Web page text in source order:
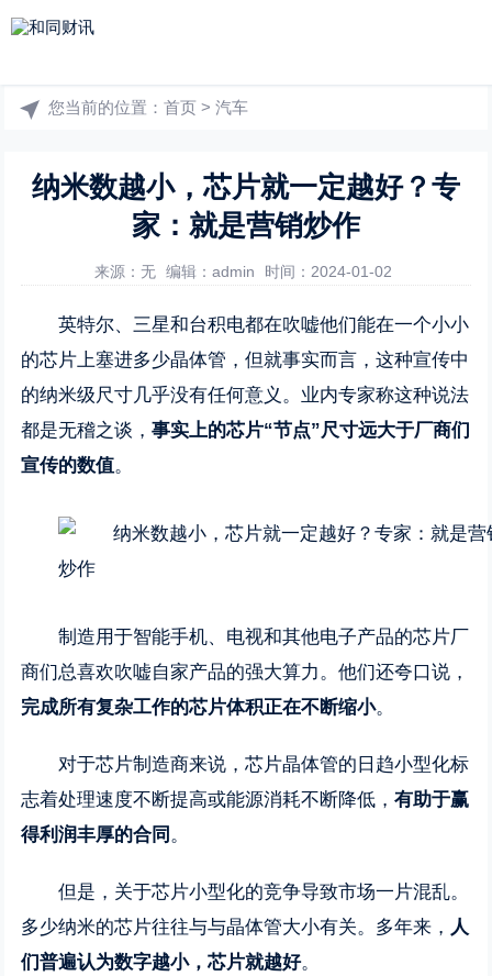
您当前的位置：首页 >汽车
纳米数越小，芯片就一定越好？专
家：就是营销炒作
来源：无 编辑：admin 时间：2024-01-02
英特尔、三星和台积电都在吹嘘他们能在一个小小
的芯片上塞进多少晶体管，但就事实而言，这种宣传中
的纳米级尺寸几乎没有任何意义。业内专家称这种说法
都是无稽之谈，事实上的芯片“节点”尺寸远大于厂商们
宣传的数值。
制造用于智能手机、电视和其他电子产品的芯片厂
商们总喜欢吹嘘自家产品的强大算力。他们还夸口说，
完成所有复杂工作的芯片体积正在不断缩小。
对于芯片制造商来说，芯片晶体管的日趋小型化标
志着处理速度不断提高或能源消耗不断降低，有助于赢
得利润丰厚的合同 。
但是，关于芯片小型化的竞争导致市场一片混乱。
多少纳米的芯片往往与与晶体管大小有关。多年来， 人
们普遍认为数字越小，芯片就越好。